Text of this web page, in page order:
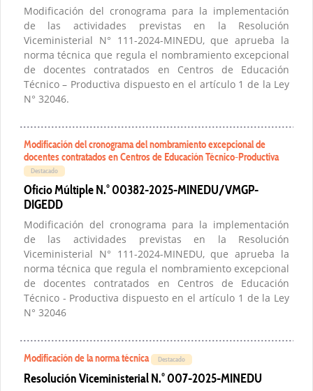
Modificación del cronograma para la implementación
de las actividades previstas en la Resolución
Viceministerial N° 111-2024-MINEDU, que aprueba la
norma técnica que regula el nombramiento excepcional
de docentes contratados en Centros de Educación
Técnico – Productiva dispuesto en el artículo 1 de la Ley
N° 32046.
Modificación del cronograma del nombramiento excepcional de
docentes contratados en Centros de Educación Técnico-Productiva
Destacado
Oficio Múltiple N.° 00382-2025-MINEDU/VMGP-
DIGEDD
Modificación del cronograma para la implementación
de las actividades previstas en la Resolución
Viceministerial N° 111-2024-MINEDU, que aprueba la
norma técnica que regula el nombramiento excepcional
de docentes contratados en Centros de Educación
Técnico - Productiva dispuesto en el artículo 1 de la Ley
N° 32046
Modificación de la norma técnica Destacado
Resolución Viceministerial N.° 007-2025-MINEDU